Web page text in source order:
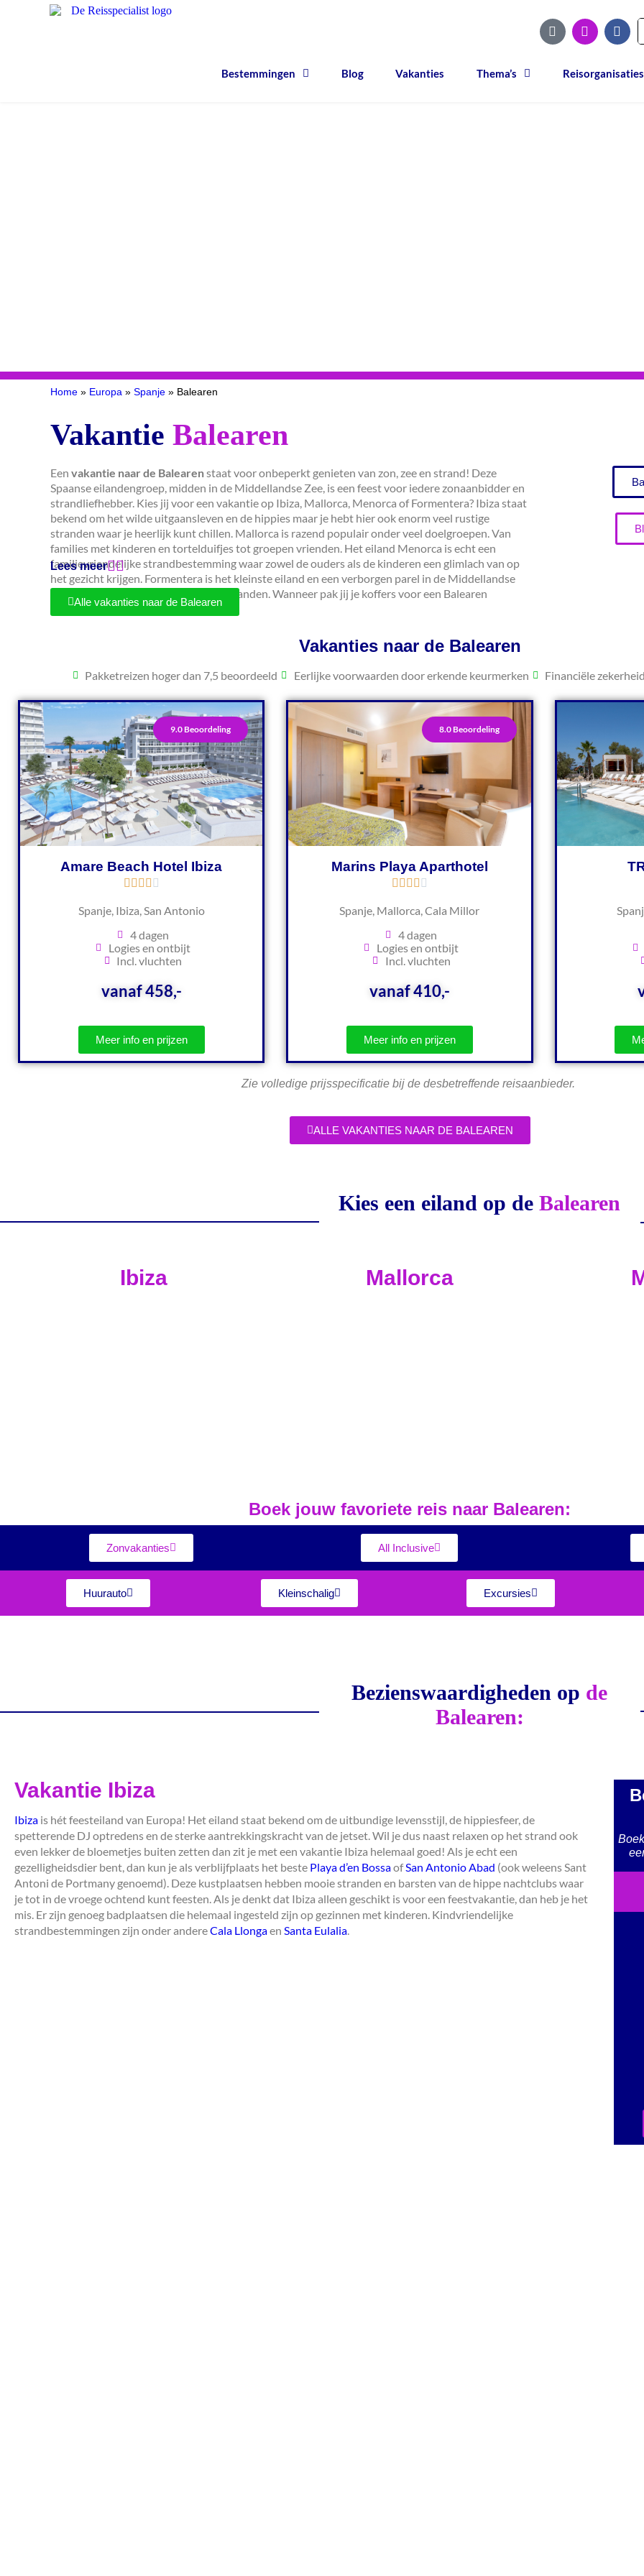
Bestemmingen Blog Vakanties Thema’s Reisorganisaties
Home » Europa » Spanje » Balearen
Vakantie Balearen
Een vakantie naar de Balearenstaat voor onbeperkt genieten van zon, zee en strand! Deze
Spaanse eilandengroep, midden in de Middellandse Zee, is een feest voor iedere zonaanbidder en
strandliefhebber. Kies jij voor een vakantie op Ibiza, Mallorca, Menorca of Formentera? Ibiza staat
bekend om het wilde uitgaansleven en de hippies maar je hebt hier ook enorm veel rustige
stranden waar je heerlijk kunt chillen. Mallorca is razend populair onder veel doelgroepen. Van
families met kinderen en tortelduifjes tot groepen vrienden. Het eiland Menorca is echt een
familievriendelijke strandbestemming waar zowel de ouders als de kinderen een glimlach van op
het gezicht krijgen. Formentera is het kleinste eiland en een verborgen parel in de Middellandse
Zee. Lees hieronder meer over deze eilanden. Wanneer pak jij je koffers voor een Balearen
vakantie?
Lees meer
Alle vakanties naar de Balearen
Vakanties naar de Balearen
Pakketreizen hoger dan 7,5 beoordeeld Eerlijke voorwaarden door erkende keurmerken Financiële
9.0 Beoordeling
Amare Beach Hotel Ibiza
Spanje, Ibiza, San Antonio
4 dagen
Logies en ontbijt
Incl. vluchten
vanaf 458,-
Meer info en prijzen
8.0 Beoordeling
Marins Playa Aparthotel
Spanje, Mallorca, Cala Millor
4 dagen
Logies en ontbijt
Incl. vluchten
vanaf 410,-
Meer info en prijzen
Zie volledige prijsspecificatie bij de desbetreffende reisaanbieder.
ALLE VAKANTIES NAAR DE BALEAREN
Kies een eiland op deBalearen
Ibiza Mallorca
Boek jouw favoriete reis naar Balearen:
Zonvakanties All Inclusive
Huurauto Kleinschalig Excursies
Bezienswaardigheden op de
Balearen:
Vakantie Ibiza
Ibiza is hét feesteiland van Europa! Het eiland staat bekend om de uitbundige levensstijl, de hippiesfeer, de
spetterende DJ optredens en de sterke aantrekkingskracht van de jetset. Wil je dus naast relaxen op het strand ook
even lekker de bloemetjes buiten zetten dan zit je met een vakantie Ibiza helemaal goed! Als je echt een
gezelligheidsdier bent, dan kun je als verblijfplaats het beste Playa d’en BossaofSan Antonio Abad (ook weleens Sant
Antoni de Portmany genoemd). Deze kustplaatsen hebben mooie stranden en barsten van de hippe nachtclubs waar
je tot in de vroege ochtend kunt feesten. Als je denkt dat Ibiza alleen geschikt is voor een feestvakantie, dan heb je het
mis. Er zijn genoeg badplaatsen die helemaal ingesteld zijn op gezinnen met kinderen. Kindvriendelijke
strandbestemmingen zijn onder andereCala Llongaen Santa Eulalia.